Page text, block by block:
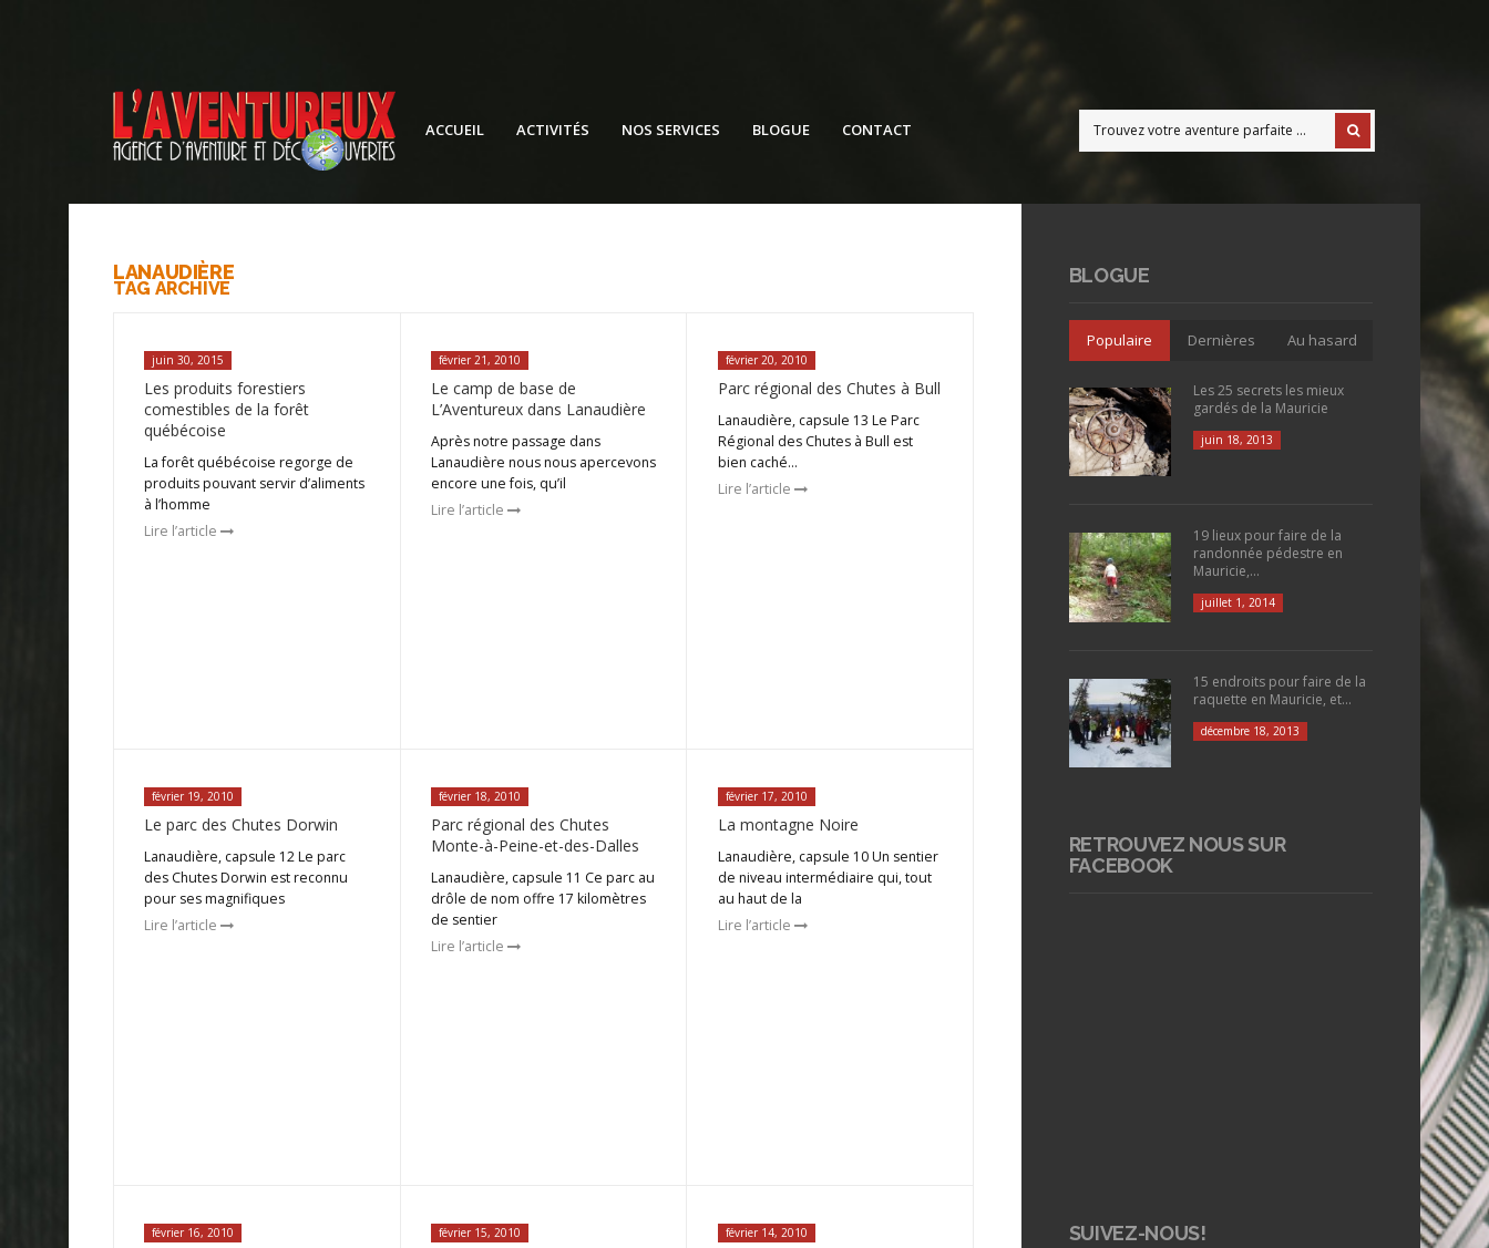
ACCUEIL ACTIVITÉS NOS SERVICES BLOGUE CONTACT
LANAUDIÈRE
TAG ARCHIVE
juin 30, 2015
Les produits forestiers
comestibles de la forêt
québécoise
La forêt québécoise regorge de
produits pouvant servir d’aliments
à l’homme
Lire l’article
février 21, 2010
Le camp de base de
L’Aventureux dans Lanaudière
Après notre passage dans
Lanaudière nous nous apercevons
encore une fois, qu’il
Lire l’article
février 20, 2010
Parc régional des Chutes à Bull
Lanaudière, capsule 13 Le Parc
Régional des Chutes à Bull est
bien caché…
Lire l’article
février 19, 2010
Le parc des Chutes Dorwin
Lanaudière, capsule 12 Le parc
des Chutes Dorwin est reconnu
pour ses magnifiques
Lire l’article
février 18, 2010
Parc régional des Chutes
Monte-à-Peine-et-des-Dalles
Lanaudière, capsule 11 Ce parc au
drôle de nom offre 17 kilomètres
de sentier
Lire l’article
février 17, 2010
La montagne Noire
Lanaudière, capsule 10 Un sentier
de niveau intermédiaire qui, tout
au haut de la
Lire l’article
février 16, 2010 février 15, 2010 février 14, 2010
BLOGUE
Populaire Dernières Au hasard
Les 25 secrets les mieux
gardés de la Mauricie
juin 18, 2013
19 lieux pour faire de la
randonnée pédestre en
Mauricie,...
juillet 1, 2014
15 endroits pour faire de la
raquette en Mauricie, et...
décembre 18, 2013
RETROUVEZ NOUS SUR
FACEBOOK
SUIVEZ-NOUS!